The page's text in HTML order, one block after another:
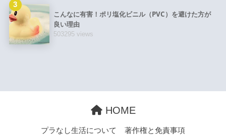
3
こんなに有害！ポリ塩化ビニル（PVC）を避けた方が
良い理由
503295 views
HOME
プラなし生活について 著作権と免責事項